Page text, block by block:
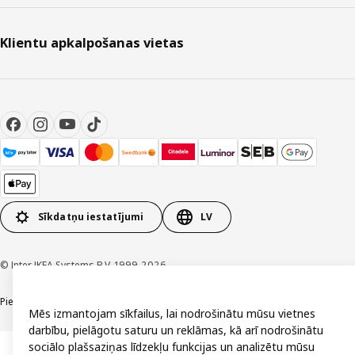
Klientu apkalpošanas vietas
Sīkdatņu iestatījumi LV
© Inter IKEA Systems B.V. 1999-2026
Piekļūstamība
Mēs izmantojam sīkfailus, lai nodrošinātu mūsu vietnes
darbību, pielāgotu saturu un reklāmas, kā arī nodrošinātu
sociālo plašsaziņas līdzekļu funkcijas un analizētu mūsu